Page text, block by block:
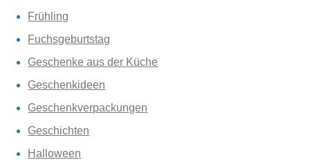
Frühling
Fuchsgeburtstag
Geschenke aus der Küche
Geschenkideen
Geschenkverpackungen
Geschichten
Halloween